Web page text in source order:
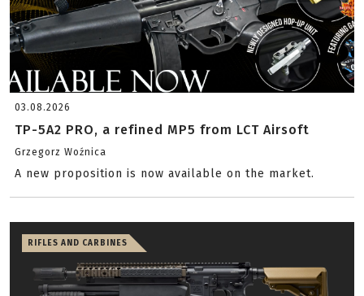
03.08.2026
TP-5A2 PRO, a refined MP5 from LCT Airsoft
Grzegorz Woźnica
A new proposition is now available on the market.
RIFLES AND CARBINES